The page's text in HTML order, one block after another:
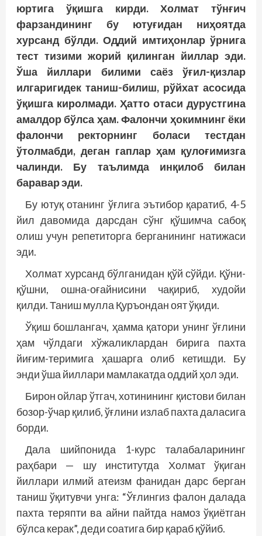
юртига ўқишга кирди. Холмат тўнғич
фарзандининг бу ютуғидан ниҳоятда
хурсанд бўлди. Оддий имтиҳонлар ўрнига
тест тизими жорий қилинган йиллар эди.
Ўша йиллари билими саёз ўғил-қизлар
илгаригидек таниш-билиш, рўйхат асосида
ўқишга киролмади. Ҳатто отаси дурустгина
амалдор бўлса ҳам. Фалончи ҳокимнинг ёки
фалончи ректорнинг боласи тестдан
ўтолмабди, деган гаплар ҳам қулоғимизга
чалинди. Бу таълимда инқилоб билан
баравар эди.
Бу ютуқ отанинг ўғлига эътибор қаратиб, 4-5
йил давомида дарсдан сўнг қўшимча сабоқ
олиш учун репетиторга берганининг натижаси
эди.
Холмат хурсанд бўлганидан қўй сўйди. Қўни-
қўшни, ошна-оғайнисини чақириб, худойи
қилди. Таниш мулла Қуръондан оят ўқиди.
Ўқиш бошлангач, ҳамма қатори унинг ўғлини
ҳам чўлдаги хўжаликлардан бирига пахта
йиғим-теримига ҳашарга олиб кетишди. Бу
энди ўша йиллари мамлакатда оддий ҳол эди.
Бирон ойлар ўтгач, хотинининг қистови билан
бозор-ўчар қилиб, ўғлини излаб пахта даласига
борди.
Дала шийпонида 1-курс талабаларининг
раҳбари — шу институтда Холмат ўқиган
йиллари илмий атеизм фанидан дарс берган
таниш ўқитувчи унга: “Ўғлингиз фалон далада
пахта теряпти ва айни пайтда намоз ўқиётган
бўлса керак”, деди соатига бир қараб қўйиб.